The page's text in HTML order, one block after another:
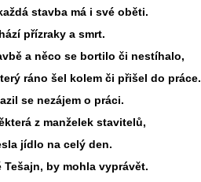
stavba má i své oběti.
přízraky a smrt.
a něco se bortilo či nestíhalo,
ráno šel kolem či přišel do práce.
se nezájem o práci.
z manželek stavitelů,
jídlo na celý den.
by mohla vyprávět.